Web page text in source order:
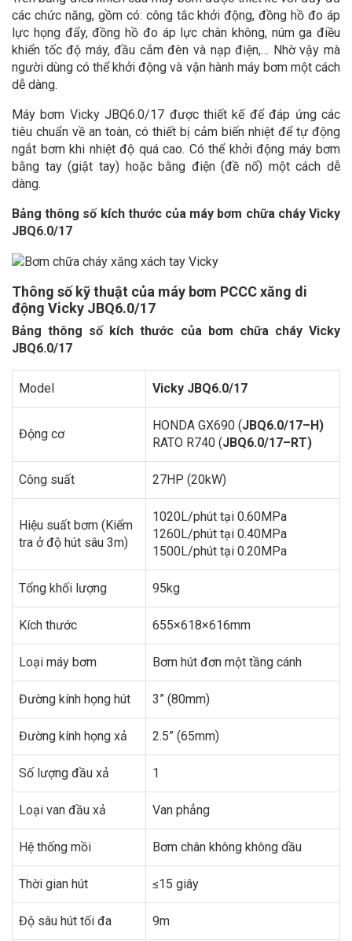
các chức năng, gồm có: công tắc khởi động, đồng hồ đo áp
lực họng đẩy, đồng hồ đo áp lực chân không, núm ga điều
khiển tốc độ máy, đầu cắm đèn và nạp điện,… Nhờ vậy mà
người dùng có thể khởi động và vận hành máy bơm một cách
dễ dàng.
Máy bơm Vicky JBQ6.0/17 được thiết kế để đáp ứng các
tiêu chuẩn về an toàn, có thiết bị cảm biến nhiệt để tự động
ngắt bơm khi nhiệt độ quá cao. Có thể khởi động máy bơm
bằng tay (giật tay) hoặc bằng điện (đề nổ) một cách dễ
dàng.
Bảng thông số kích thước của máy bơm chữa cháy Vicky
JBQ6.0/17
Thông số kỹ thuật của máy bơm PCCC xăng di
động Vicky JBQ6.0/17
Bảng thông số kích thước của bơm chữa cháy Vicky
JBQ6.0/17
Model Vicky JBQ6.0/17
Động cơ
HONDA GX690 (JBQ6.0/17–H)
RATO R740 (JBQ6.0/17–RT)
Công suất 27HP (20kW)
Hiệu suất bơm (Kiểm
tra ở độ hút sâu 3m)
1020L/phút tại 0.60MPa
1260L/phút tại 0.40MPa
1500L/phút tại 0.20MPa
Tổng khối lượng 95kg
Kích thước 655×618×616mm
Loại máy bơm Bơm hút đơn một tầng cánh
Đường kính họng hút 3” (80mm)
Đường kính họng xả 2.5” (65mm)
Số lượng đầu xả 1
Loại van đầu xả Van phẳng
Hệ thống mồi Bơm chân không không dầu
Thời gian hút ≤15 giây
Độ sâu hút tối đa 9m